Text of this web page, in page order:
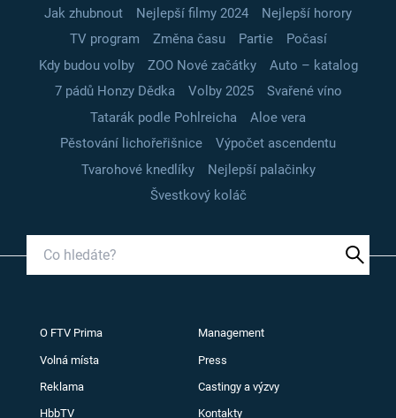
Jak zhubnout Nejlepší filmy 2024
Nejlepší horory
TV program
Změna času Partie
Počasí
Kdy budou volby
ZOO Nové začátky
Auto – katalog
7 pádů Honzy Dědka
Volby 2025
Svařené víno
Tatarák podle Pohlreicha
Aloe vera
Pěstování lichořeřišnice
Výpočet ascendentu
Tvarohové knedlíky
Nejlepší palačinky
Švestkový koláč
O FTV Prima Management
Volná místa Press
Reklama Castingy a výzvy
HbbTV Kontakty